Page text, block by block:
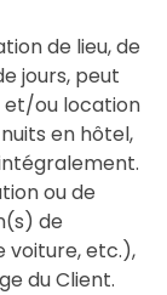
de lieu, de
jours, peut
et/ou location
en hôtel,
ou de
de
voiture, etc.),
du Client.